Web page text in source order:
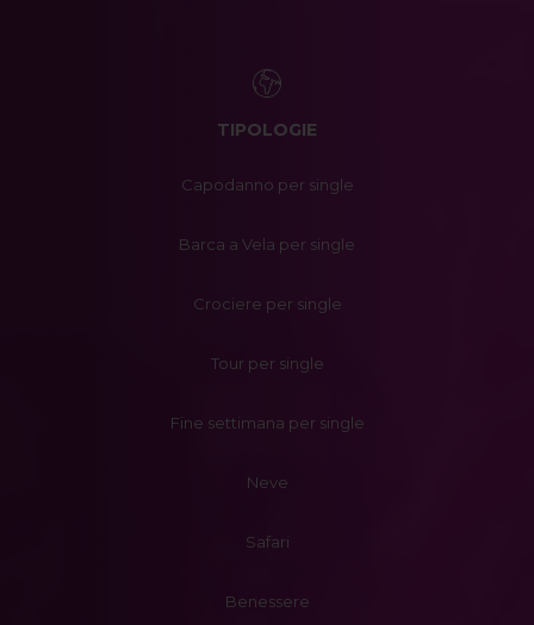
TIPOLOGIE
Capodanno per single
Barca a Vela per single
Crociere per single
Tour per single
Fine settimana per single
Neve
Safari
Benessere